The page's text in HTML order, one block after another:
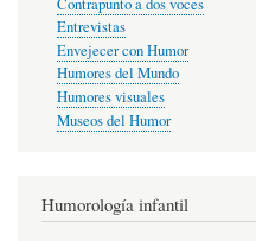
Entrevistas
Envejecer con Humor
Humores del Mundo
Humores visuales
Museos del Humor
Humorología infantil